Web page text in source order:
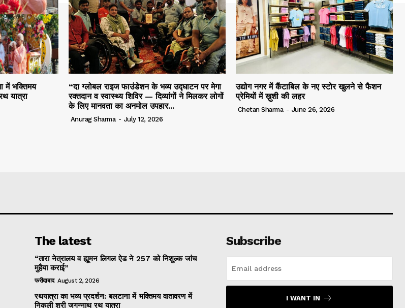
में भक्तिमय
यात्रा
“दा ग्लोबल राइज फाउंडेशन के भव्य उद्घाटन पर मेगा
रक्तदान व स्वास्थ्य शिविर — दिव्यांगों ने मिलकर लोगों
के लिए मानवता का अनमोल उपहार...
Anurag Sharma - July 12, 2026
उद्योग नगर में कैंटाबिल के नए स्टोर खुलने से फैशन
प्रेमियों में ख़ुशी की लहर
Chetan Sharma - June 26, 2026
The latest
“तारा नेत्रालय व ह्यूमन लिगल ऐड ने 257 को निशुल्क जांच
मुहैया कराई”
फरीदाबाद August 2, 2026
रथयात्रा का भव्य प्रदर्शन: बलटाना में भक्तिमय वातावरण में
निकली श्री जगन्नाथ रथ यात्रा
Subscribe
I WANT IN